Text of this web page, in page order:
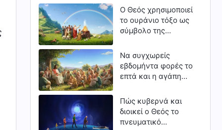
οδός και η ζωή
Ο Θεός χρησιμοποιεί
το ουράνιο τόξο ως
σύμβολο της
άνθρωπο
Να συγχωρείς
εβδομήντα φορές το
επτά και η αγάπη
Πώς κυβερνά και
διοικεί ο Θεός το
πνευματικό